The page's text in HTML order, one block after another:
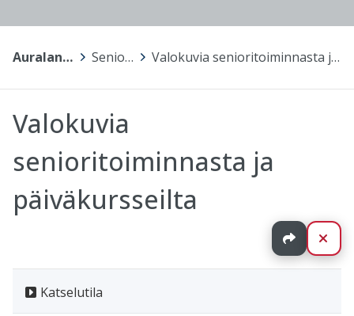
Auralan Setlementti Senioritoiminta > Valokuvia senioritoiminnasta ja päiväkursseilta
Valokuvia
senioritoiminnasta ja
päiväkursseilta
Jaa
Katselutila